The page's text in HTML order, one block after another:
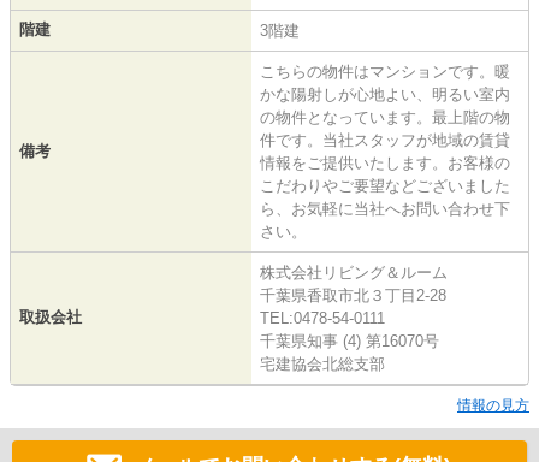
階建 3階建
備考
こちらの物件はマンションです。暖
かな陽射しが心地よい、明るい室内
の物件となっています。最上階の物
件です。当社スタッフが地域の賃貸
情報をご提供いたします。お客様の
こだわりやご要望などございました
ら、お気軽に当社へお問い合わせ下
さい。
取扱会社
株式会社リビング＆ルーム
千葉県香取市北３丁目2-28
TEL:0478-54-0111
千葉県知事 (4) 第16070号
宅建協会北総支部
情報の見方